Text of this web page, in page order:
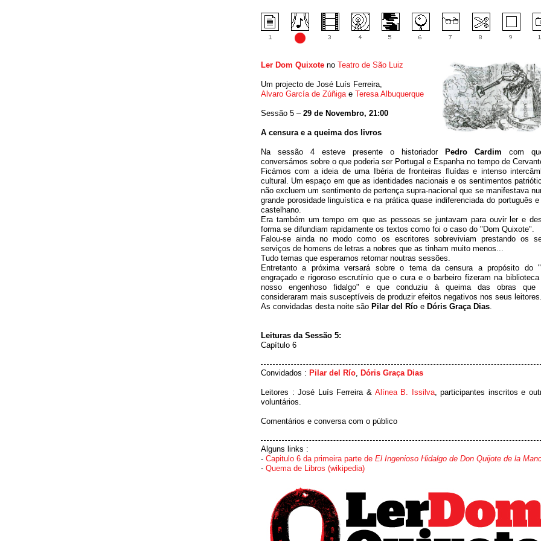
Ler Dom Quixote no Teatro de São Luiz
Um projecto de José Luís Ferreira,
Alvaro García de Zúñigae Teresa Albuquerque
Sessão 5 – 29 de Novembro, 21:00
A censura e a queima dos livros
Na sessão 4 esteve presente o historiador Pedro Cardim com
conversámos sobre o que poderia ser Portugal e Espanha no tempo de
Ficámos com a ideia de uma Ibéria de fronteiras fluídas e intenso
cultural. Um espaço em que as identidades nacionais e os sentimentos
não excluem um sentimento de pertença supra-nacional que se manifestava
grande porosidade linguística e na prática quase indiferenciada do português
castelhano.
Era também um tempo em que as pessoas se juntavam para ouvir ler e
forma se difundiam rapidamente os textos como foi o caso do "Dom Quixote".
Falou-se ainda no modo como os escritores sobreviviam prestando os
serviços de homens de letras a nobres que as tinham muito menos...
Tudo temas que esperamos retomar noutras sessões.
Entretanto a próxima versará sobre o tema da censura a propósito do
engraçado e rigoroso escrutínio que o cura e o barbeiro fizeram na biblioteca
nosso engenhoso fidalgo" e que conduziu à queima das obras que
consideraram mais susceptíveis de produzir efeitos negativos nos seus leitores.
As convidadas desta noite são Pilar del Río e Dóris Graça Dias.
Leituras da Sessão 5:
Capítulo 6
Convidados : Pilar del Río, Dóris Graça Dias
Leitores : José Luís Ferreira & Alínea B. Issilva, participantes inscritos e
voluntários.
Comentários e conversa com o público
Alguns links :
- Capitulo 6 da primeira parte de El Ingenioso Hidalgo de Don Quijote de la
- Quema de Libros (wikipedia)